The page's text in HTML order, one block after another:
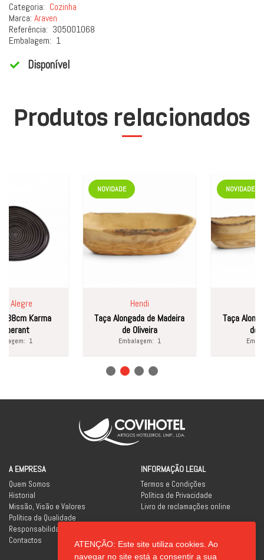
ATENÇÃO: Este site utiliza cookies. Ao
navegar no site está a consentir a sua
Categoria: Cozinha
Marca: Araven
Referência: 305001068
Embalagem: 1
Disponível
Produtos relacionados
Karma
1
NOVIDADE
Hendi
Taça Alongada de Madeira
de Oliveira
Embalagem:1
NOVIDADE
Taça
de
A EMPRESA
Quem Somos
Historial
Missão, Visão e Valores
Política da Qualidade
Responsabilidade Social
Contactos
INFORMAÇÃO LEGAL
Termos e Condições
Política de Privacidade
Livro de reclamações online
REDES SOCIAIS